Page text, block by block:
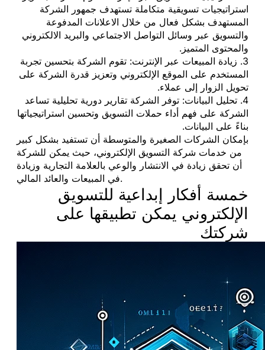
استراتيجيات تسويقية متكاملة تستهدف جمهور الشركة
المستهدف بشكل فعال من خلال الاعلانات المدفوعة
والتسويق عبر وسائل التواصل الاجتماعي والبريد الالكتروني
والمحتوى المتميز.
3. زيادة المبيعات عبر الإنترنت: تقوم الشركة بتحسين تجربة
المستخدم على الموقع الإلكتروني وتعزيز قدرة الشركة على
تحويل الزوار إلى عملاء.
4. تحليل البيانات: توفر الشركة تقارير دورية تحليلية تساعد
الشركة على فهم أداء حملات التسويق وتحسين استراتيجياتها
بناءً على البيانات.
بإمكان الشركات الصغيرة والمتوسطة أن تستفيد بشكل كبير
من خدمات شركة التسويق الإلكتروني، حيث يمكن للشركة
أن تحقق زيادة في الانتشار والوعي بالعلامة التجارية وزيادة
في المبيعات والعائد المالي.
خمسة أفكار إبداعية للتسويق
الإلكتروني يمكن تطبيقها على
شركتك